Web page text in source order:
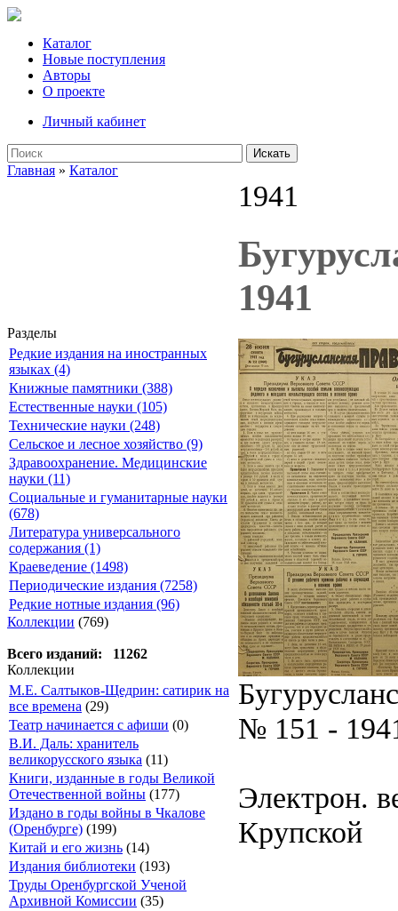
Каталог
Новые поступления
Авторы
О проекте
Личный кабинет
Искать
Главная » Каталог
Разделы
Редкие издания на иностранных
языках (4)
Книжные памятники (388)
Естественные науки (105)
Технические науки (248)
Сельское и лесное хозяйство (9)
Здравоохранение. Медицинские
науки (11)
Социальные и гуманитарные науки
(678)
Литература универсального
содержания (1)
Краеведение (1498)
Периодические издания (7258)
Редкие нотные издания (96)
Коллекции (769)
Всего изданий: 11262
Коллекции
М.Е. Салтыков-Щедрин: сатирик на
все времена (29)
Театр начинается с афиши (0)
В.И. Даль: хранитель
великорусского языка (11)
Книги, изданные в годы Великой
Отечественной войны (177)
Издано в годы войны в Чкалове
(Оренбурге) (199)
Китай и его жизнь (14)
Издания библиотеки (193)
Труды Оренбургской Ученой
Архивной Комиссии (35)
1941
1941
№ 151 -
Электрон.
Крупской